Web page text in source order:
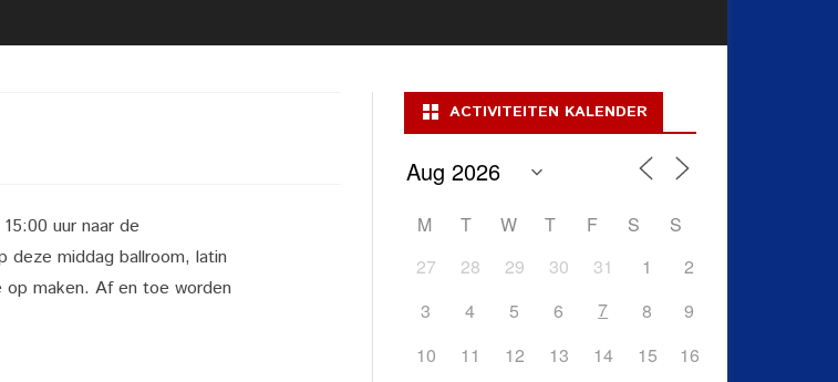
uur naar de
deze middag ballroom, latin
op maken. Af en toe worden
ACTIVITEITEN KALENDER
M T W T F S
S
27
28 29 30 31 1
2
3
4 5 6 7 8
9
10
11 12 13 14 15
16